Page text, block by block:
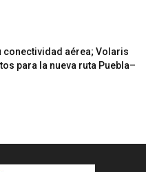
conectividad aérea; Volaris
para la nueva ruta Puebla–